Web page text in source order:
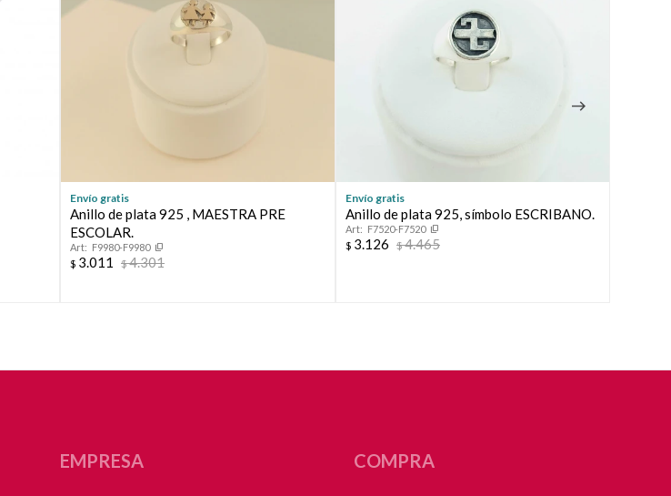
Envío gratis
Anillo de plata 925 , MAESTRA PRE
ESCOLAR.
F9980-F9980
$ 3.011 $4.301
Envío gratis
Anillo de plata 925, símbolo ESCRIBANO.
F7520-F7520
$ 3.126 $4.465
EMPRESA COMPRA